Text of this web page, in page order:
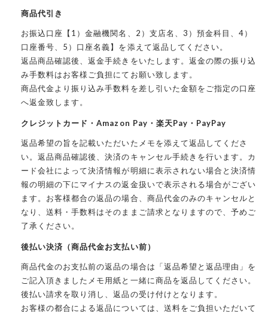
商品代引き
お振込口座【1）金融機関名、2）支店名、3）預金科目、4）
口座番号、5）口座名義】を添えて返品してください。
返品商品確認後、返金手続きをいたします。返金の際の振り込
み手数料はお客様ご負担にてお願い致します。
商品代金より振り込み手数料を差し引いた金額をご指定の口座
へ返金致します。
クレジットカード・Amazon Pay・楽天Pay・PayPay
返品希望の旨を記載いただいたメモを添えて返品してくださ
い。返品商品確認後、決済のキャンセル手続きを行います。カ
ード会社によって決済情報が明細に表示されない場合と決済情
報の明細の下にマイナスの返金扱いで表示される場合がござい
ます。お客様都合の返品の場合、商品代金のみのキャンセルと
なり、送料・手数料はそのままご請求となりますので、予めご
了承ください。
後払い決済（商品代金お支払い前）
商品代金のお支払前の返品の場合は「返品希望と返品理由」を
ご記入頂きましたメモ用紙と一緒に商品を返品してください。
後払い請求を取り消し、返品の受け付けとなります。
お客様の都合による返品については、送料をご負担いただいて